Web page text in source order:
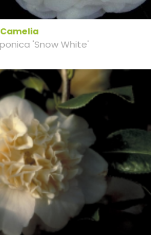
Camelia
'Snow White'